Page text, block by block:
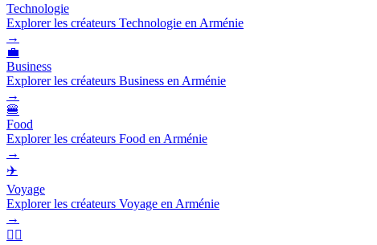
Technologie
Explorer les créateurs Technologie en Arménie
→
💼
Business
Explorer les créateurs Business en Arménie
→
🍔
Food
Explorer les créateurs Food en Arménie
→
✈️
Voyage
Explorer les créateurs Voyage en Arménie
→
🏃‍♂️